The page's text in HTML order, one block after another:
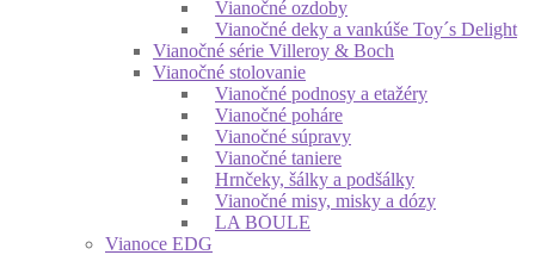
Vianočné ozdoby
Vianočné deky a vankúše Toy´s Delight
Vianočné série Villeroy & Boch
Vianočné stolovanie
Vianočné podnosy a etažéry
Vianočné poháre
Vianočné súpravy
Vianočné taniere
Hrnčeky, šálky a podšálky
Vianočné misy, misky a dózy
LA BOULE
Vianoce EDG